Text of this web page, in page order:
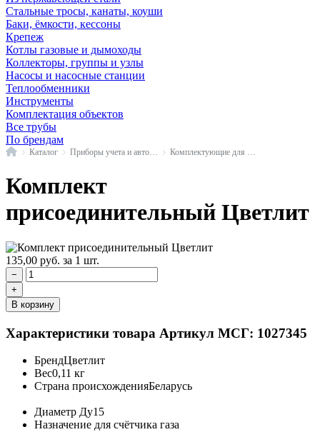
Стальные тросы, канаты, коуши
Баки, ёмкости, кессоны
Крепеж
Котлы газовые и дымоходы
Коллекторы, группы и узлы
Насосы и насосные станции
Теплообменники
Инструменты
Комплектация объектов
Все трубы
По брендам
ГлавнаяКаталог
Комплект
присоединительный Цветлит
135,00 руб. за 1 шт.
−
+
В корзину
Характеристики товара Артикул МСГ: 1027345
БрендЦветлит
Вес0,11 кг
Страна происхожденияБеларусь
Диаметр Ду15
Назначение для счётчика газа